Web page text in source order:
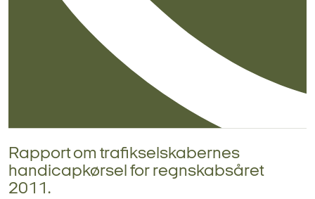
Rapport om trafikselskabernes
handicapkørsel for regnskabsåret
2011.